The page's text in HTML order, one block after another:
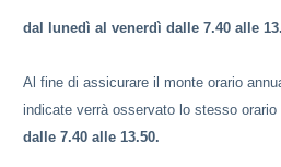
dal lunedì al venerdì dalle 7.40 alle
Al fine di assicurare il monte orario
indicate verrà osservato lo stesso
dalle 7.40 alle 13.50.